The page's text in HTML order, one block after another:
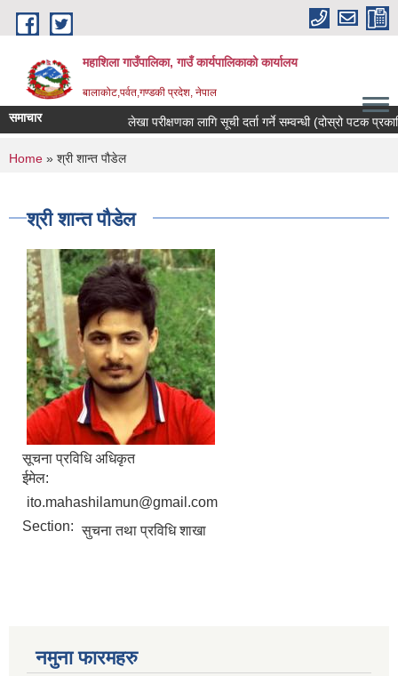
Skip to main content
महाशिला गाउँपालिका, गाउँ कार्यपालिकाको कार्यालय
बालाकोट,पर्वत,गण्डकी प्रदेश, नेपाल
समाचार लेखा परीक्षणका लागि सूची दर्ता गर्ने सम्वन्धी (दोस्रो पटक
You are here
Home » श्री शान्त पौडेल
श्री शान्त पौडेल
सूचना प्रविधि अधिकृत
ईमेल:
ito.mahashilamun@gmail.com
Section: सुचना तथा प्रविधि शाखा
नमुना फारमहरु